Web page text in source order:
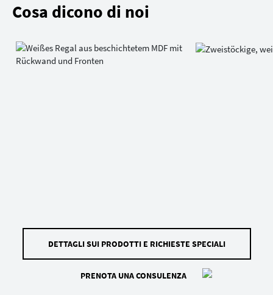
Cosa dicono di noi
DETTAGLI SUI PRODOTTI E RICHIESTE SPECIALI
PRENOTA UNA CONSULENZA